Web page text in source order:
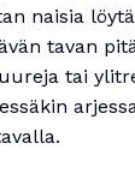
naisia
tavan
tai